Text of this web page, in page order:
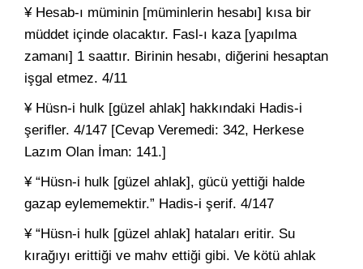
¥ Hesab-ı müminin [müminlerin hesabı] kısa bir
müddet içinde olacaktır. Fasl-ı kaza [yapılma
zamanı] 1 saattır. Birinin hesabı, diğerini hesaptan
işgal etmez. 4/11
¥ Hüsn-i hulk [güzel ahlak] hakkındaki Hadis-i
şerifler. 4/147 [Cevap Veremedi: 342, Herkese
Lazım Olan İman: 141.]
¥ “Hüsn-i hulk [güzel ahlak], gücü yettiği halde
gazap eylememektir.” Hadis-i şerif. 4/147
¥ “Hüsn-i hulk [güzel ahlak] hataları eritir. Su
kırağıyı erittiği ve mahv ettiği gibi. Ve kötü ahlak